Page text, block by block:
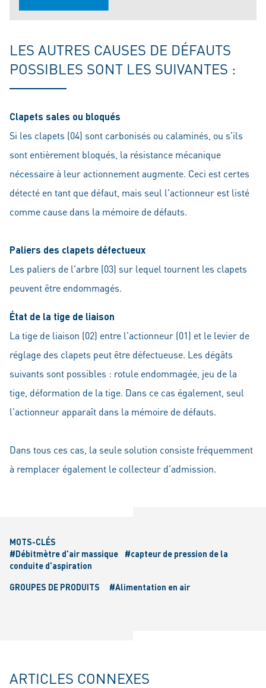
LES AUTRES CAUSES DE DÉFAUTS
POSSIBLES SONT LES SUIVANTES :
Clapets sales ou bloqués
Si les clapets (04) sont carbonisés ou calaminés, ou s'ils
sont entièrement bloqués, la résistance mécanique
nécessaire à leur actionnement augmente. Ceci est certes
détecté en tant que défaut, mais seul l'actionneur est listé
comme cause dans la mémoire de défauts.
Paliers des clapets défectueux
Les paliers de l'arbre (03) sur lequel tournent les clapets
peuvent être endommagés.
État de la tige de liaison
La tige de liaison (02) entre l'actionneur (01) et le levier de
réglage des clapets peut être défectueuse. Les dégâts
suivants sont possibles : rotule endommagée, jeu de la
tige, déformation de la tige. Dans ce cas également, seul
l'actionneur apparaît dans la mémoire de défauts.
Dans tous ces cas, la seule solution consiste fréquemment
à remplacer également le collecteur d'admission.
MOTS-CLÉS
#Débitmètre d'air massique
#capteur de pression de la
conduite d'aspiration
GROUPES DE PRODUITS
#Alimentation en air
ARTICLES CONNEXES